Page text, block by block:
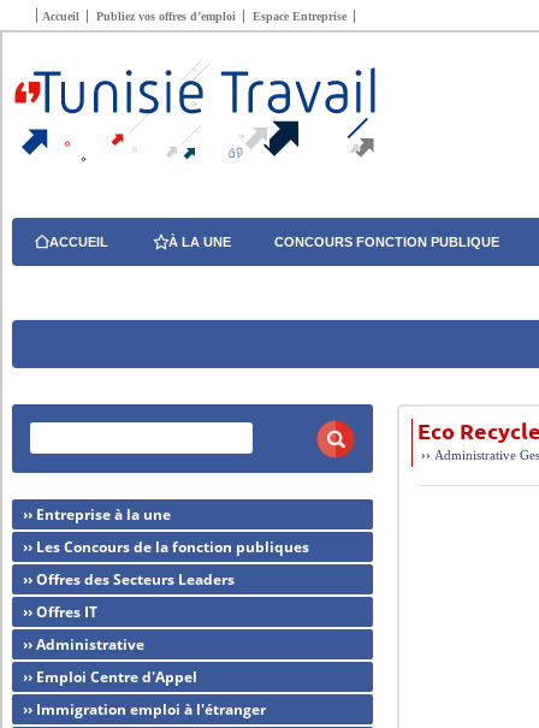
Accueil Publiez vos offres d’emploi Espace Entreprise
ACCUEIL À LA UNE CONCOURS FONCTION PUBLIQUE
Eco
›› Administrative
›› Entreprise à la une
›› Les Concours de la fonction publiques
›› Offres des Secteurs Leaders
›› Offres IT
›› Administrative
›› Emploi Centre d'Appel
›› Immigration emploi à l'étranger